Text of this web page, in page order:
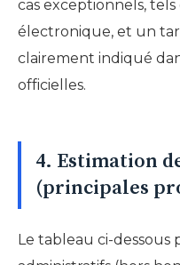
cas exceptionnels,
électronique, et un
clairement indiqué
officielles.
4. Estimation
(principales
Le tableau ci-dessous